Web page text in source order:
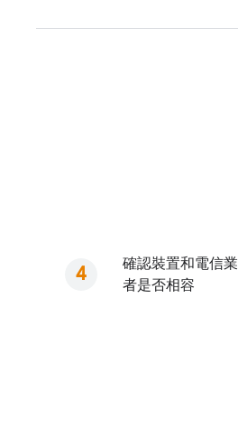
確認裝置和電信業
者是否相容